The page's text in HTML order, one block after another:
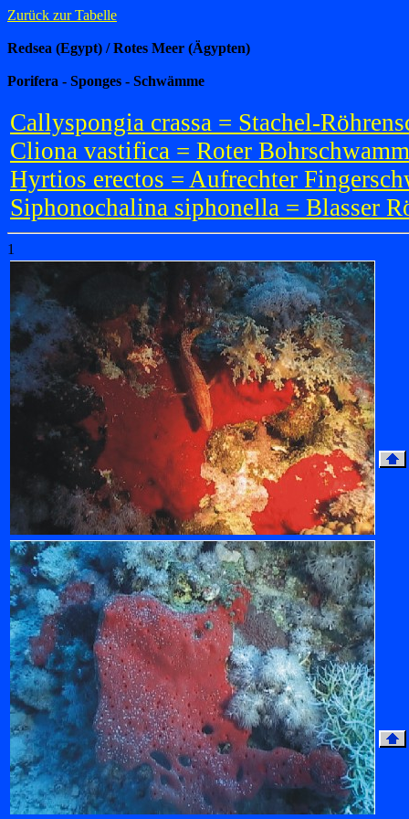
Zurück zur Tabelle
Redsea (Egypt) / Rotes Meer (Ägypten)
Porifera - Sponges - Schwämme
Callyspongia crassa = Stachel-
Cliona vastifica = Roter
Hyrtios erectos = Aufrechter
Siphonochalina siphonella = Blasser
1